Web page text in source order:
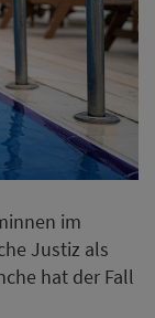
im
Justiz als
hat der Fall